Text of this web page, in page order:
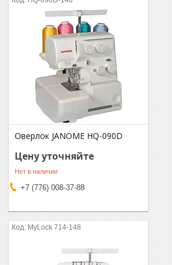
Оверлок JANOME HQ-090D
Цену уточняйте
Нет в наличии
+7 (776) 008-37-88
MyLock 714-148